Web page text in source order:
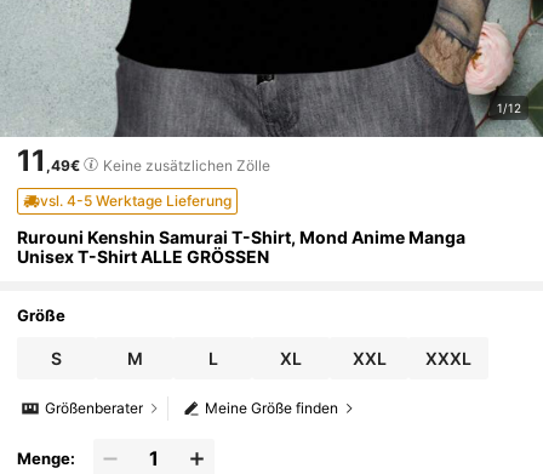
1/12
11 ,49€
Keine zusätzlichen Zölle
vsl. 4-5 Werktage Lieferung
Rurouni Kenshin Samurai T-Shirt, Mond Anime Manga
Unisex T-Shirt ALLE GRÖSSEN
Größe
S M L XL XXL XXXL
Meine Größe finden
Größenberater
Menge: